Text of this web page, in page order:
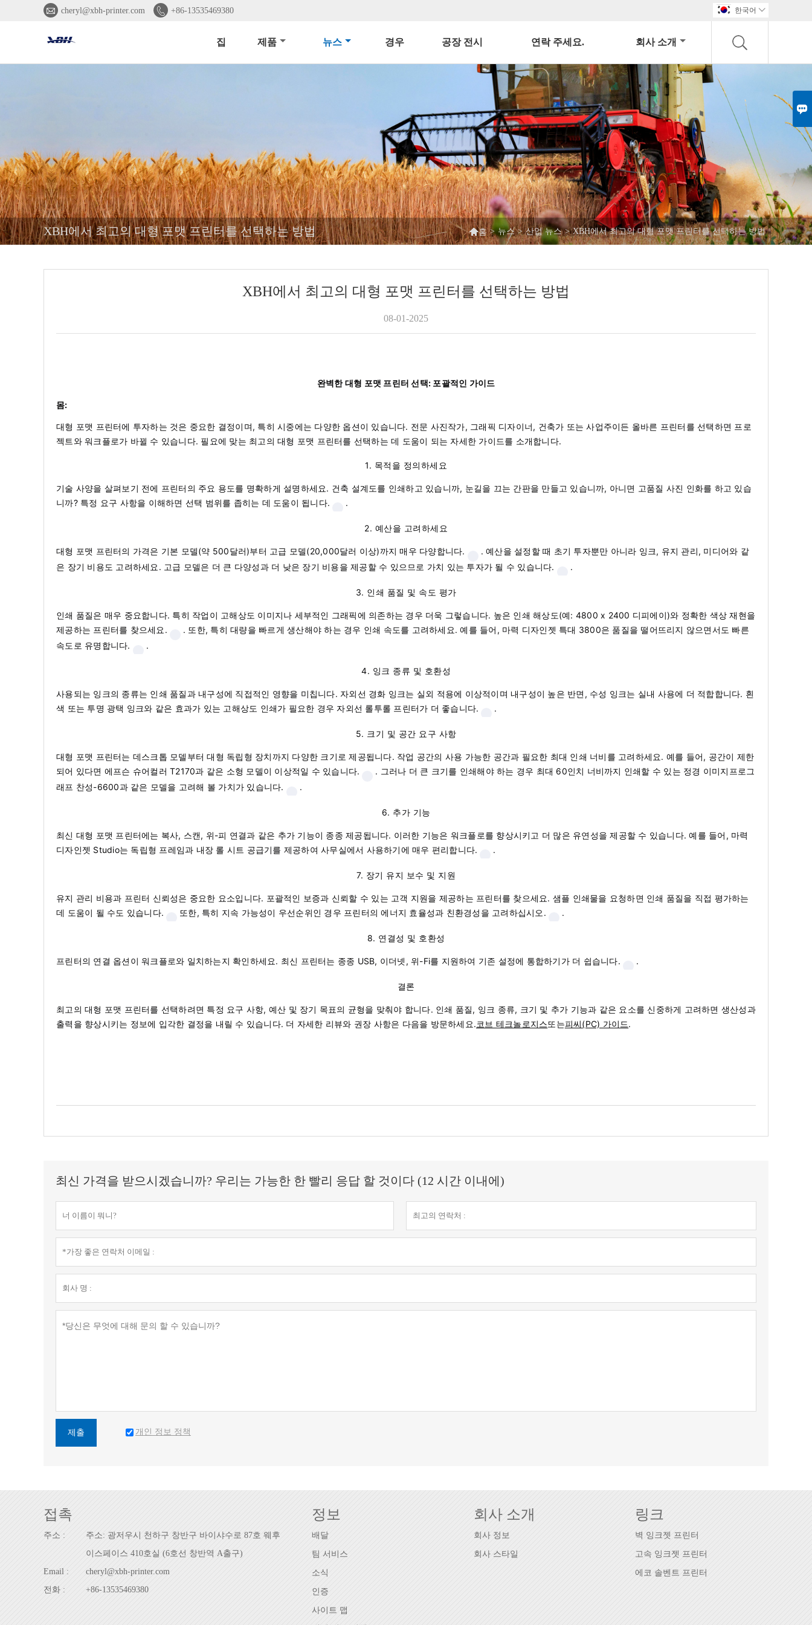

 cheryl@xbh-printer.com  +86-13535469380 한국어 
집 제품 뉴스 경우 공장 전시 연락 주세요. 회사 소개
XBH에서 최고의 대형 포맷 프린터를 선택하는 방법 홈 > 뉴스 > 산업 뉴스 > XBH에서 최고의 대형 포맷 프린터를 선택하는 방법
XBH에서 최고의 대형 포맷 프린터를 선택하는 방법
08-01-2025
완벽한 대형 포맷 프린터 선택: 포괄적인 가이드
몸:
대형 포맷 프린터에 투자하는 것은 중요한 결정이며, 특히 시중에는 다양한 옵션이 있습니다. 전문 사진작가, 그래픽 디자이너, 건축가 또는 사업주이든 올바른 프린터를 선택하면 프로
젝트와 워크플로가 바뀔 수 있습니다. 필요에 맞는 최고의 대형 포맷 프린터를 선택하는 데 도움이 되는 자세한 가이드를 소개합니다.
1. 목적을 정의하세요
기술 사양을 살펴보기 전에 프린터의 주요 용도를 명확하게 설명하세요. 건축 설계도를 인쇄하고 있습니까, 눈길을 끄는 간판을 만들고 있습니까, 아니면 고품질 사진 인화를 하고 있습
니까? 특정 요구 사항을 이해하면 선택 범위를 좁히는 데 도움이 됩니다.
.
2. 예산을 고려하세요
대형 포맷 프린터의 가격은 기본 모델(약 500달러)부터 고급 모델(20,000달러 이상)까지 매우 다양합니다.
. 예산을 설정할 때 초기 투자뿐만 아니라 잉크, 유지 관리, 미디어와 같
은 장기 비용도 고려하세요. 고급 모델은 더 큰 다양성과 더 낮은 장기 비용을 제공할 수 있으므로 가치 있는 투자가 될 수 있습니다.
.
3. 인쇄 품질 및 속도 평가
인쇄 품질은 매우 중요합니다. 특히 작업이 고해상도 이미지나 세부적인 그래픽에 의존하는 경우 더욱 그렇습니다. 높은 인쇄 해상도(예: 4800 x 2400 디피에이)와 정확한 색상 재현을
제공하는 프린터를 찾으세요.
. 또한, 특히 대량을 빠르게 생산해야 하는 경우 인쇄 속도를 고려하세요. 예를 들어, 마력 디자인젯 특대 3800은 품질을 떨어뜨리지 않으면서도 빠른
속도로 유명합니다.
.
4. 잉크 종류 및 호환성
사용되는 잉크의 종류는 인쇄 품질과 내구성에 직접적인 영향을 미칩니다. 자외선 경화 잉크는 실외 적용에 이상적이며 내구성이 높은 반면, 수성 잉크는 실내 사용에 더 적합합니다. 흰
색 또는 투명 광택 잉크와 같은 효과가 있는 고해상도 인쇄가 필요한 경우 자외선 롤투롤 프린터가 더 좋습니다.
.
5. 크기 및 공간 요구 사항
대형 포맷 프린터는 데스크톱 모델부터 대형 독립형 장치까지 다양한 크기로 제공됩니다. 작업 공간의 사용 가능한 공간과 필요한 최대 인쇄 너비를 고려하세요. 예를 들어, 공간이 제한
되어 있다면 에프슨 슈어컬러 T2170과 같은 소형 모델이 이상적일 수 있습니다.
. 그러나 더 큰 크기를 인쇄해야 하는 경우 최대 60인치 너비까지 인쇄할 수 있는 정경 이미지프로그
래프 찬성-6600과 같은 모델을 고려해 볼 가치가 있습니다.
.
6. 추가 기능
최신 대형 포맷 프린터에는 복사, 스캔, 위-피 연결과 같은 추가 기능이 종종 제공됩니다. 이러한 기능은 워크플로를 향상시키고 더 많은 유연성을 제공할 수 있습니다. 예를 들어, 마력
디자인젯 Studio는 독립형 프레임과 내장 롤 시트 공급기를 제공하여 사무실에서 사용하기에 매우 편리합니다.
.
7. 장기 유지 보수 및 지원
유지 관리 비용과 프린터 신뢰성은 중요한 요소입니다. 포괄적인 보증과 신뢰할 수 있는 고객 지원을 제공하는 프린터를 찾으세요. 샘플 인쇄물을 요청하면 인쇄 품질을 직접 평가하는
데 도움이 될 수도 있습니다.
또한, 특히 지속 가능성이 우선순위인 경우 프린터의 에너지 효율성과 친환경성을 고려하십시오. .
8. 연결성 및 호환성
프린터의 연결 옵션이 워크플로와 일치하는지 확인하세요. 최신 프린터는 종종 USB, 이더넷, 위-Fi를 지원하여 기존 설정에 통합하기가 더 쉽습니다. .
결론
최고의 대형 포맷 프린터를 선택하려면 특정 요구 사항, 예산 및 장기 목표의 균형을 맞춰야 합니다. 인쇄 품질, 잉크 종류, 크기 및 추가 기능과 같은 요소를 신중하게 고려하면 생산성과
출력을 향상시키는 정보에 입각한 결정을 내릴 수 있습니다. 더 자세한 리뷰와 권장 사항은 다음을 방문하세요.코브 테크놀로지스또는피씨(PC) 가이드.
최신 가격을 받으시겠습니까? 우리는 가능한 한 빨리 응답 할 것이다 (12 시간 이내에)
제출 개인 정보 정책
접촉
주소 :
주소: 광저우시 천하구 창반구 바이샤수로 87호 웨후
이스페이스 410호실 (6호선 창반역 A출구)
Email :
cheryl@xbh-printer.com
전화 :
+86-13535469380
정보
배달
팀 서비스
소식
인증
사이트 맵
회사 소개
회사 정보
회사 스타일
링크
벽 잉크젯 프린터
고속 잉크젯 프린터
에코 솔벤트 프린터